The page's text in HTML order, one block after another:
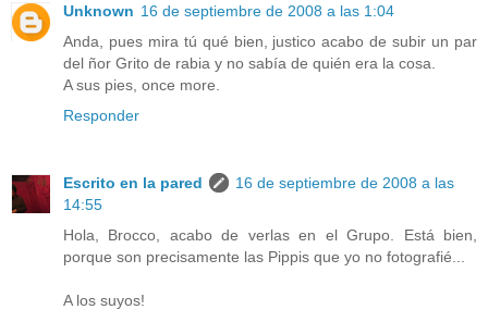
Unknown 16 de septiembre de 2008 a las 1:04
Anda, pues mira tú qué bien, justico acabo de subir un par
del ñor Grito de rabia y no sabía de quién era la cosa.
A sus pies, once more.
Responder
Escrito en la pared
16 de septiembre de 2008 a las
14:55
Hola, Brocco, acabo de verlas en el Grupo. Está bien,
porque son precisamente las Pippis que yo no fotografié...
A los suyos!